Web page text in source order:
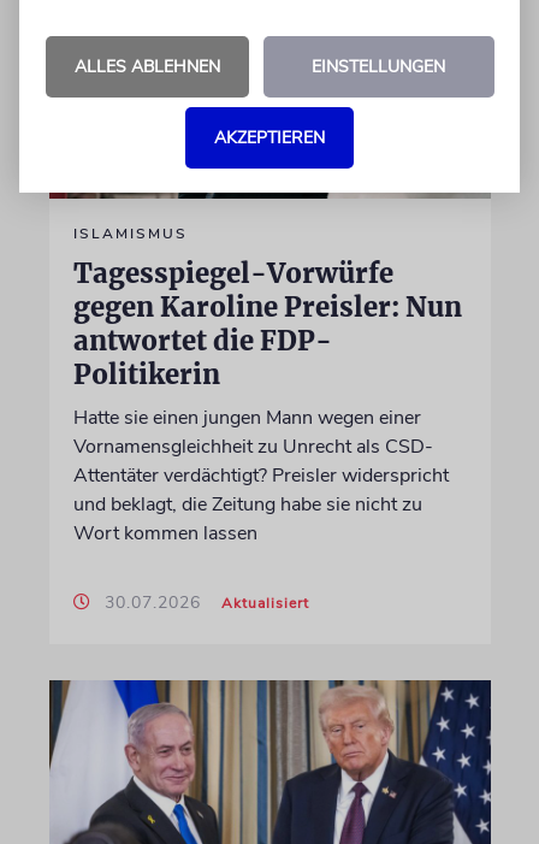
ISLAMISMUS
Tagesspiegel-Vorwürfe
gegen Karoline Preisler: Nun
antwortet die FDP-
Politikerin
Hatte sie einen jungen Mann wegen einer
Vornamensgleichheit zu Unrecht als CSD-
Attentäter verdächtigt? Preisler widerspricht
und beklagt, die Zeitung habe sie nicht zu
Wort kommen lassen
30.07.2026 Aktualisiert
ALLES ABLEHNEN EINSTELLUNGEN
AKZEPTIEREN